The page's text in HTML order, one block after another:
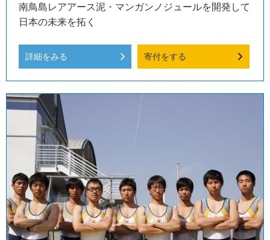
南鳥島レアアース泥・マンガンノジュールを開発して
日本の未来を拓く
詳細をみる 寄付をする